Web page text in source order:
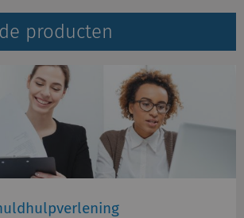
producten